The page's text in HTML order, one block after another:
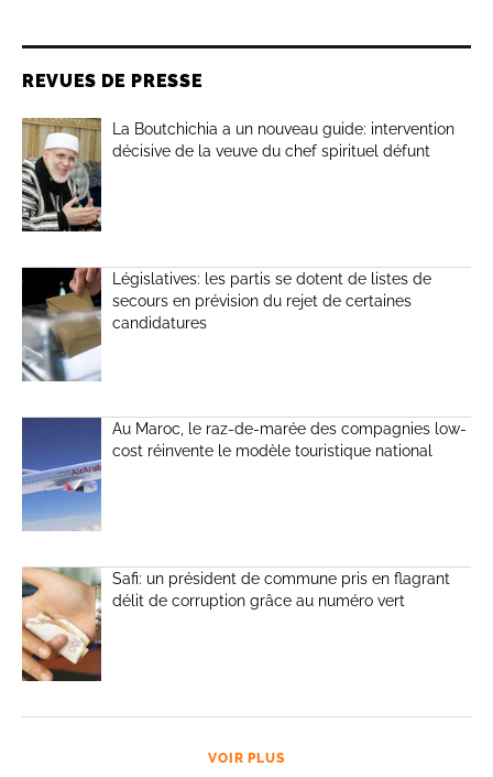
REVUES DE PRESSE
La Boutchichia a un nouveau guide: intervention
décisive de la veuve du chef spirituel défunt
Législatives: les partis se dotent de listes de
secours en prévision du rejet de certaines
candidatures
Au Maroc, le raz-de-marée des compagnies low-
cost réinvente le modèle touristique national
Safi: un président de commune pris en flagrant
délit de corruption grâce au numéro vert
VOIR PLUS